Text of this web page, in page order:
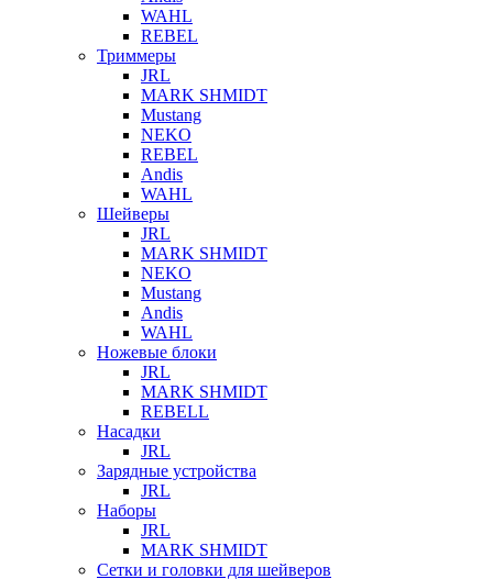
WAHL
REBEL
Триммеры
JRL
MARK SHMIDT
Mustang
NEKO
REBEL
Andis
WAHL
Шейверы
JRL
MARK SHMIDT
NEKO
Mustang
Andis
WAHL
Ножевые блоки
JRL
MARK SHMIDT
REBELL
Насадки
JRL
Зарядные устройства
JRL
Наборы
JRL
MARK SHMIDT
Сетки и головки для шейверов